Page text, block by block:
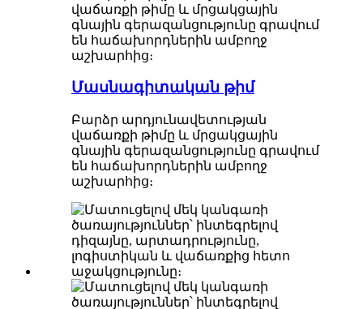
Մասնագիտական ​​​​թիմ
Բարձր արդյունավետության
վաճառքի թիմը և մրցակցային
գնային գերազանցությունը գրավում
են հաճախորդներին ամբողջ
աշխարհից։